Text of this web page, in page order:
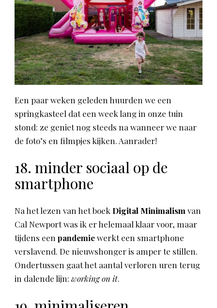
Een paar weken geleden huurden we een
springkasteel dat een week lang in onze tuin
stond: ze geniet nog steeds na wanneer we naar
de foto’s en filmpjes kijken. Aanrader!
18. minder sociaal op de
smartphone
Na het lezen van het boek Digital Minimalism van
Cal Newport was ik er helemaal klaar voor, maar
tijdens een pandemiewerkt een smartphone
verslavend. De nieuwshonger is amper te stillen.
Ondertussen gaat het aantal verloren uren terug
in dalende lijn: working on it.